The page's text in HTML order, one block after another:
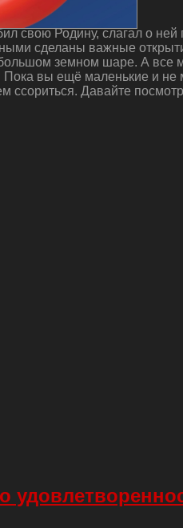
свою Родину, слагал о
сделаны важные
земном шаре. А
вы ещё маленькие и
ссориться. Давайте